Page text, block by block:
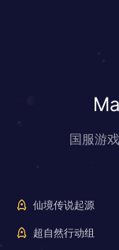
国服游
仙境传说起源
超自然行动组